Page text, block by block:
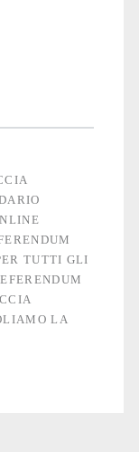
TUTTI GLI
LA